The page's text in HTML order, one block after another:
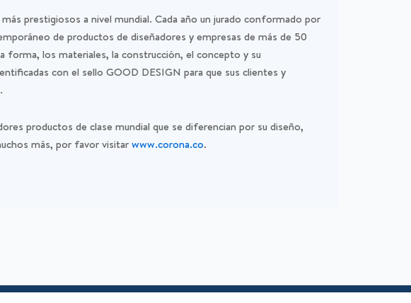
prestigiosos a nivel mundial. Cada año un jurado conformado por
de productos de diseñadores y empresas de más de 50
forma, los materiales, la construcción, el concepto y su
con el sello GOOD DESIGN para que sus clientes y
productos de clase mundial que se diferencian por su diseño,
más, por favor visitarwww.corona.co.